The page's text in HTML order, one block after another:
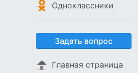
Одноклассники
Задать вопрос
Главная страница